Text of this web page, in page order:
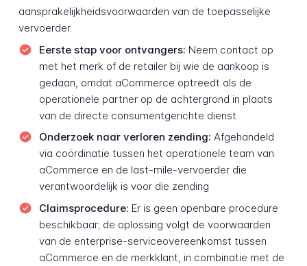
aansprakelijkheidsvoorwaarden van de toepasselijke
vervoerder.
Eerste stap voor ontvangers: Neem contact op
met het merk of de retailer bij wie de aankoop is
gedaan, omdat aCommerce optreedt als de
operationele partner op de achtergrond in plaats
van de directe consumentgerichte dienst
Onderzoek naar verloren zending: Afgehandeld
via coördinatie tussen het operationele team van
aCommerce en de last-mile-vervoerder die
verantwoordelijk is voor die zending
Claimsprocedure: Er is geen openbare procedure
beschikbaar; de oplossing volgt de voorwaarden
van de enterprise-serviceovereenkomst tussen
aCommerce en de merkklant, in combinatie met de